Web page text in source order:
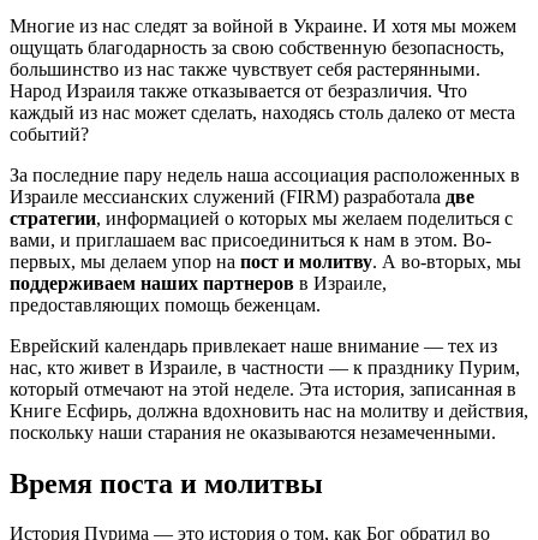
Многие из нас следят за войной в Украине. И хотя мы можем
ощущать благодарность за свою собственную безопасность,
большинство из нас также чувствует себя растерянными.
Народ Израиля также отказывается от безразличия. Что
каждый из нас может сделать, находясь столь далеко от места
событий?
За последние пару недель наша ассоциация расположенных в
Израиле мессианских служений (FIRM) разработала две
стратегии, информацией о которых мы желаем поделиться с
вами, и приглашаем вас присоединиться к нам в этом. Во-
первых, мы делаем упор на пост и молитву. А во-вторых, мы
поддерживаем наших партнеров в Израиле,
предоставляющих помощь беженцам.
Еврейский календарь привлекает наше внимание — тех из
нас, кто живет в Израиле, в частности — к празднику Пурим,
который отмечают на этой неделе. Эта история, записанная в
Книге Есфирь, должна вдохновить нас на молитву и действия,
поскольку наши старания не оказываются незамеченными.
Время поста и молитвы
История Пурима — это история о том, как Бог обратил во